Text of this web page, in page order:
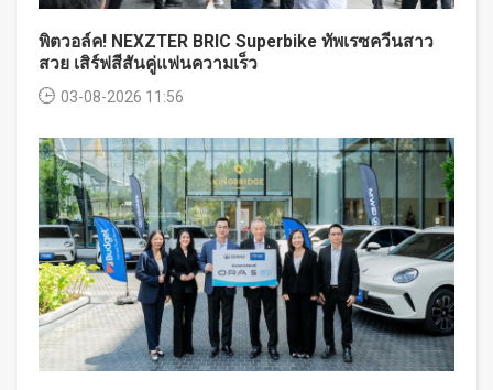
พิตวอล์ค! NEXZTER BRIC Superbike ทัพเรซควีนสาว
สวย เสิร์ฟสีสันคู่แฟนความเร็ว
03-08-2026 11:56